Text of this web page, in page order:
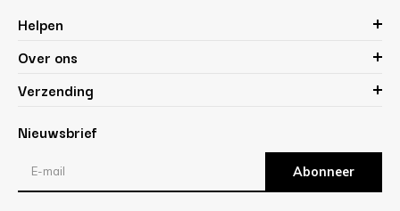
Helpen
Over ons
Verzending
Nieuwsbrief
Abonneer